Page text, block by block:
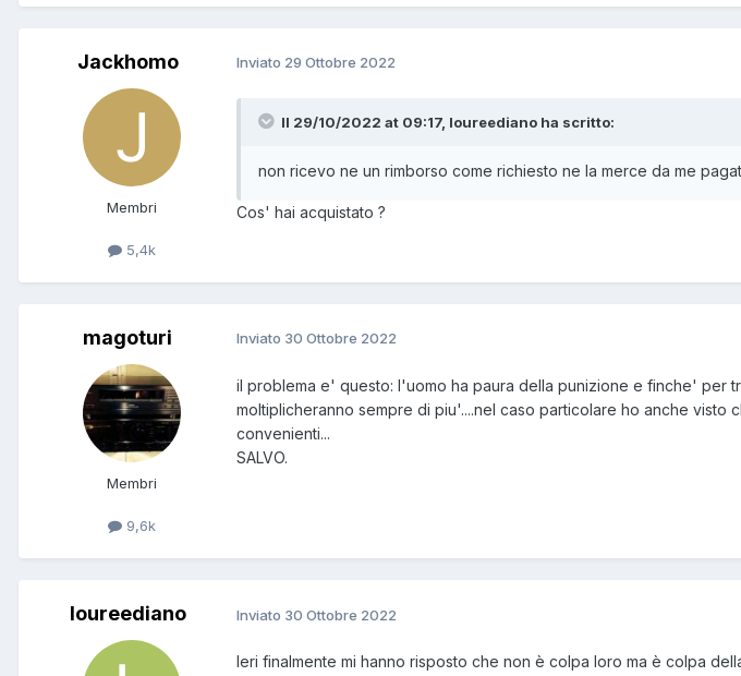
Jackhomo
Membri
5,4k
Inviato 29 Ottobre 2022
Il 29/10/2022 at 09:17, loureediano ha scritto:
non ricevo ne un rimborso come richiesto ne la merce da me
Cos' hai acquistato ?
magoturi
Membri
9,6k
Inviato 30 Ottobre 2022
il problema e' questo: l'uomo ha paura della punizione e finche' per
moltiplicheranno sempre di piu'....nel caso particolare ho anche visto
convenienti...
SALVO.
loureediano Inviato 30 Ottobre 2022
Ieri finalmente mi hanno risposto che non è colpa loro ma è colpa